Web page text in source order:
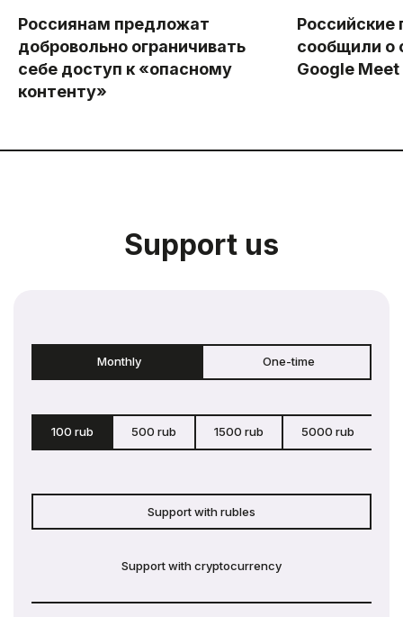
Россиянам предложат
добровольно ограничивать
себе доступ к «опасному
контенту»
Российские
сообщили о
Google Meet
Support us
Monthly One-time
100 rub 500 rub 1500 rub 5000 rub
Support with rubles
Support with cryptocurrency